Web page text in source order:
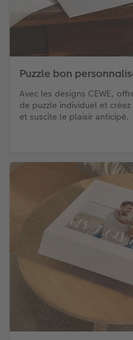
Puzzle bon
Avec les designs CEWE,
de puzzle individuel et
et suscite le plaisir anticipé.